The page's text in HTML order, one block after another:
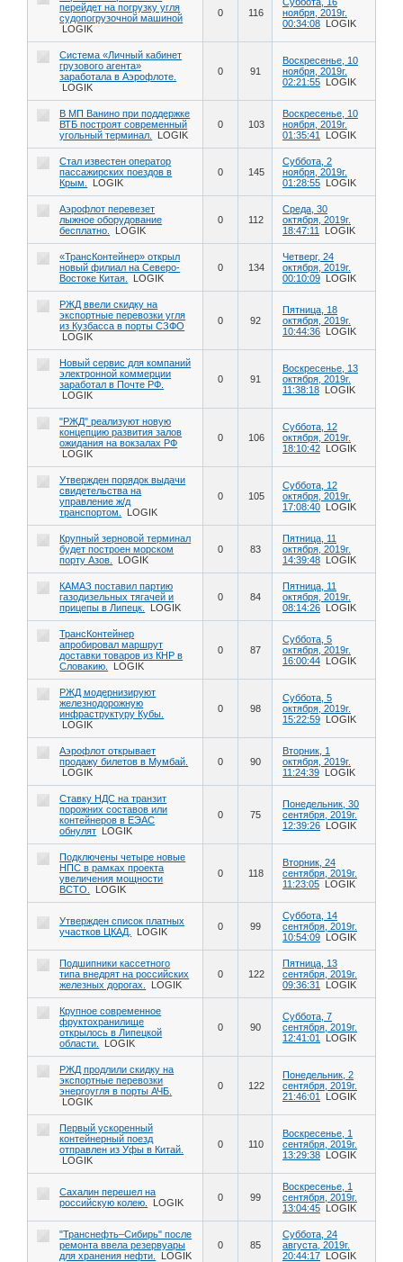
перейдет на погрузку угля
судопогрузочной машиной
LOGIK
0 116
ноября, 2019г.
00:34:08 LOGIK
Система «Личный кабинет
грузового агента»
заработала в Аэрофлоте.
LOGIK
0 91
Воскресенье, 10
ноября, 2019г.
02:21:55 LOGIK
В МП Ванино при поддержке
ВТБ построят современный
угольный терминал.
LOGIK
0 103
Воскресенье, 10
ноября, 2019г.
01:35:41
LOGIK
Стал известен оператор
пассажирских поездов в
Крым.
LOGIK
0 145
Суббота, 2
ноября, 2019г.
01:28:55 LOGIK
Аэрофлот перевезет
лыжное оборудование
бесплатно.
LOGIK
0 112
Среда, 30
октября, 2019г.
18:47:11
LOGIK
«ТрансКонтейнер» открыл
новый филиал на Северо-
Востоке Китая.
LOGIK
0 134
Четверг, 24
октября, 2019г.
00:10:09 LOGIK
РЖД ввели скидку на
экспортные перевозки угля
из Кузбасса в порты СЗФО
LOGIK
0 92
Пятница, 18
октября, 2019г.
10:44:36 LOGIK
Новый сервис для компаний
электронной коммерции
заработал в Почте РФ.
LOGIK
0 91
Воскресенье, 13
октября, 2019г.
11:38:18 LOGIK
"РЖД" реализуют новую
концепцию развития залов
ожидания на вокзалах РФ
LOGIK
0 106
Суббота, 12
октября, 2019г.
18:10:42 LOGIK
Утвержден порядок выдачи
свидетельства на
управление ж/д
транспортом.
LOGIK
0 105
Суббота, 12
октября, 2019г.
17:08:40 LOGIK
Крупный зерновой терминал
будет построен морском
порту Азов.
LOGIK
0 83
Пятница, 11
октября, 2019г.
14:39:48 LOGIK
КАМАЗ поставил партию
газодизельных тягачей и
прицепы в Липецк.
LOGIK
0 84
Пятница, 11
октября, 2019г.
08:14:26 LOGIK
ТрансКонтейнер
апробировал маршрут
доставки товаров из КНР в
Словакию.
LOGIK
0 87
Суббота, 5
октября, 2019г.
16:00:44 LOGIK
РЖД модернизируют
железнодорожную
инфраструктуру Кубы.
LOGIK
0 98
Суббота, 5
октября, 2019г.
15:22:59 LOGIK
Аэрофлот открывает
продажу билетов в Мумбай.
LOGIK
0 90
Вторник, 1
октября, 2019г.
11:24:39 LOGIK
Ставку НДС на транзит
порожних составов или
контейнеров в ЕЭАС
обнулят LOGIK
0 75
Понедельник, 30
сентября, 2019г.
12:39:26 LOGIK
Подключены четыре новые
НПС в рамках проекта
увеличения мощности
ВСТО.
LOGIK
0 118
Вторник, 24
сентября, 2019г.
11:23:05 LOGIK
Утвержден список платных
участков ЦКАД.
LOGIK 0 99
Суббота, 14
сентября, 2019г.
10:54:09 LOGIK
Подшипники кассетного
типа внедрят на российских
железных дорогах.
LOGIK
0 122
Пятница, 13
сентября, 2019г.
09:36:31
LOGIK
Крупное современное
фруктохранилище
открылось в Липецкой
области.
LOGIK
0 90
Суббота, 7
сентября, 2019г.
12:41:01
LOGIK
РЖД продлили скидку на
экспортные перевозки
энергоугля в порты АЧБ.
LOGIK
0 122
Понедельник, 2
сентября, 2019г.
21:46:01
LOGIK
Первый ускоренный
контейнерный поезд
отправлен из Уфы в Китай.
LOGIK
0 110
Воскресенье, 1
сентября, 2019г.
13:29:38 LOGIK
Сахалин перешел на
российскую колею.
LOGIK 0 99
Воскресенье, 1
сентября, 2019г.
13:04:45 LOGIK
"Транснефть–Сибирь" после
ремонта ввела резервуары
для хранения нефти.
LOGIK
0 85
Суббота, 24
августа, 2019г.
20:44:17 LOGIK